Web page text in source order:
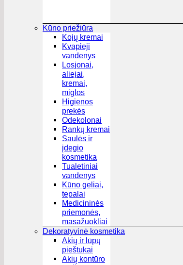
Kūno priežiūra
Kojų kremai
Kvapieji
vandenys
Losjonai,
aliejai,
kremai,
miglos
Higienos
prekės
Odekolonai
Rankų kremai
Saulės ir
įdegio
kosmetika
Tualetiniai
vandenys
Kūno geliai,
tepalai
Medicininės
priemonės,
masažuokliai
Dekoratyvinė kosmetika
Akių ir lūpų
pieštukai
Akių kontūro